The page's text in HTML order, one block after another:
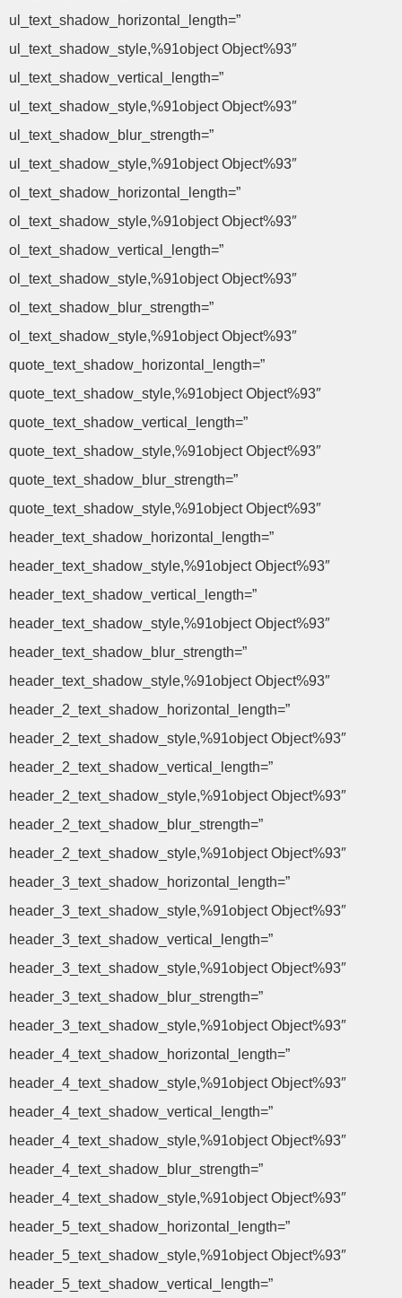
ul_text_shadow_horizontal_length=”
ul_text_shadow_style,%91object Object%93″
ul_text_shadow_vertical_length=”
ul_text_shadow_style,%91object Object%93″
ul_text_shadow_blur_strength=”
ul_text_shadow_style,%91object Object%93″
ol_text_shadow_horizontal_length=”
ol_text_shadow_style,%91object Object%93″
ol_text_shadow_vertical_length=”
ol_text_shadow_style,%91object Object%93″
ol_text_shadow_blur_strength=”
ol_text_shadow_style,%91object Object%93″
quote_text_shadow_horizontal_length=”
quote_text_shadow_style,%91object Object%93″
quote_text_shadow_vertical_length=”
quote_text_shadow_style,%91object Object%93″
quote_text_shadow_blur_strength=”
quote_text_shadow_style,%91object Object%93″
header_text_shadow_horizontal_length=”
header_text_shadow_style,%91object Object%93″
header_text_shadow_vertical_length=”
header_text_shadow_style,%91object Object%93″
header_text_shadow_blur_strength=”
header_text_shadow_style,%91object Object%93″
header_2_text_shadow_horizontal_length=”
header_2_text_shadow_style,%91object Object%93″
header_2_text_shadow_vertical_length=”
header_2_text_shadow_style,%91object Object%93″
header_2_text_shadow_blur_strength=”
header_2_text_shadow_style,%91object Object%93″
header_3_text_shadow_horizontal_length=”
header_3_text_shadow_style,%91object Object%93″
header_3_text_shadow_vertical_length=”
header_3_text_shadow_style,%91object Object%93″
header_3_text_shadow_blur_strength=”
header_3_text_shadow_style,%91object Object%93″
header_4_text_shadow_horizontal_length=”
header_4_text_shadow_style,%91object Object%93″
header_4_text_shadow_vertical_length=”
header_4_text_shadow_style,%91object Object%93″
header_4_text_shadow_blur_strength=”
header_4_text_shadow_style,%91object Object%93″
header_5_text_shadow_horizontal_length=”
header_5_text_shadow_style,%91object Object%93″
header_5_text_shadow_vertical_length=”